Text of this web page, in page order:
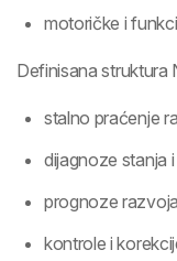
motoričke i
Definisana struktura
stalno praćenje
dijagnoze stanja
prognoze
kontrole i